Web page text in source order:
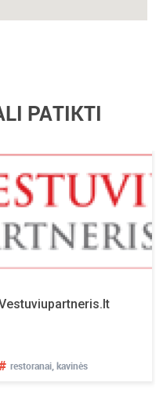
PATIKTI
restoranai, kavinės